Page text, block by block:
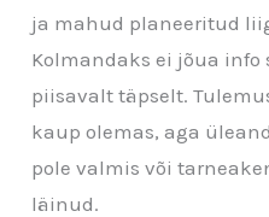
ja mahud planeeritud
Kolmandaks ei jõua
piisavalt täpselt.
kaup olemas, aga
pole valmis või
läinud.